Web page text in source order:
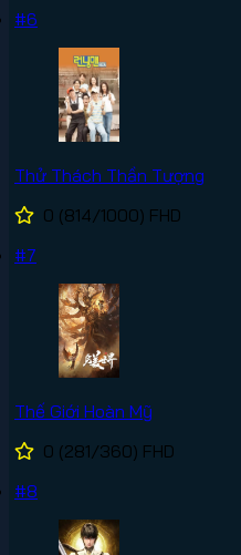
#6
Thử Thách Thần Tượng
0 (814/1000) FHD
#7
Thế Giới Hoàn Mỹ
0 (281/360) FHD
#8